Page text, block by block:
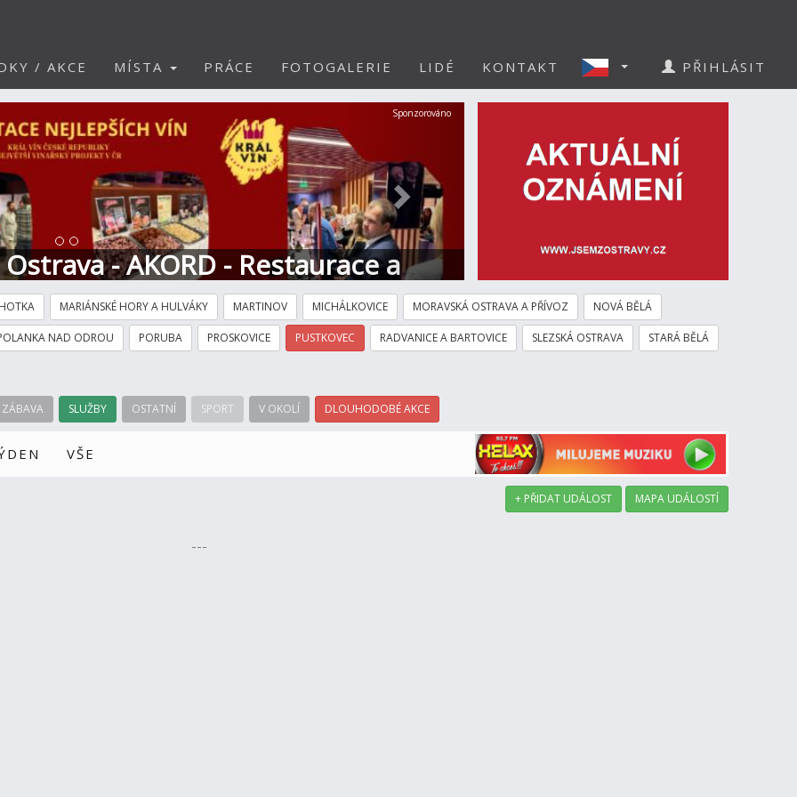
/ AKCE MÍSTA PRÁCE FOTOGALERIE LIDÉ KONTAKT PŘIHLÁSIT
- AKORD - Restaurace a
Další
Sponzorováno
MARIÁNSKÉ HORY A HULVÁKY MARTINOV MICHÁLKOVICE MORAVSKÁ OSTRAVA A PŘÍVOZ NOVÁ BĚLÁ
NAD ODROU PORUBA PROSKOVICE PUSTKOVEC RADVANICE A BARTOVICE SLEZSKÁ OSTRAVA STARÁ BĚLÁ
ZÁBAVA SLUŽBY OSTATNÍ SPORT V OKOLÍ DLOUHODOBÉ AKCE
VŠE
+ PŘIDAT UDÁLOST MAPA UDÁLOSTÍ
---